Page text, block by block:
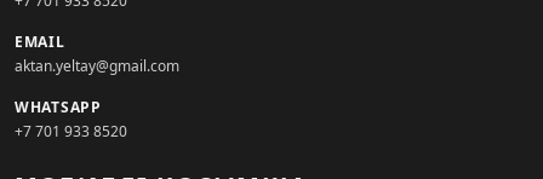
EMAIL
aktan.yeltay@gmail.com
WHATSAPP
+7 701 933 8520